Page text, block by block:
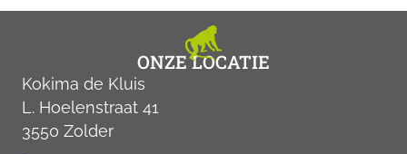
ONZE LOCATIE
Kokima de Kluis
L. Hoelenstraat 41
3550 Zolder